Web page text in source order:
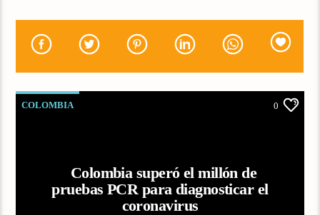
COLOMBIA 0
Colombia superó el millón de
pruebas PCR para diagnosticar el
coronavirus